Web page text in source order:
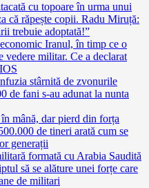
cu topoare în urma unui
că răpește copii. Radu Miruță:
trebuie adoptată!”
Iranul, în timp ce o
vedere militar. Ce a declarat
stârnită de zvonurile
de fani s-au adunat la nunta
mână, dar pierd din forța
de tineri arată cum se
generații
formată cu Arabia Saudită
să se alăture unei forțe care
de militari